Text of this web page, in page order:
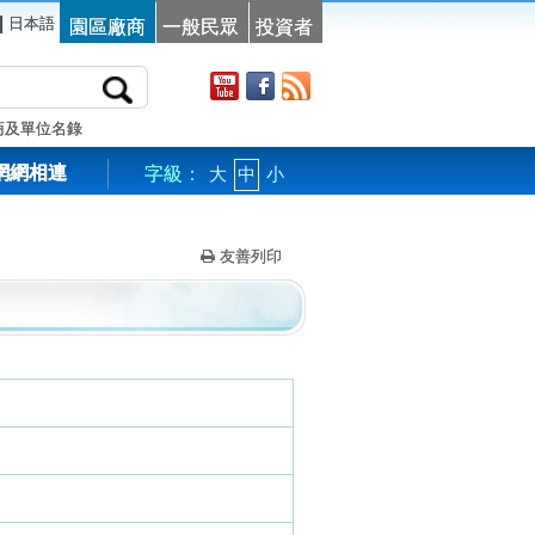
日本語 園區廠商 一般民眾 投資者
及單位名錄
網相連 字級： 大 中 小
友善列印